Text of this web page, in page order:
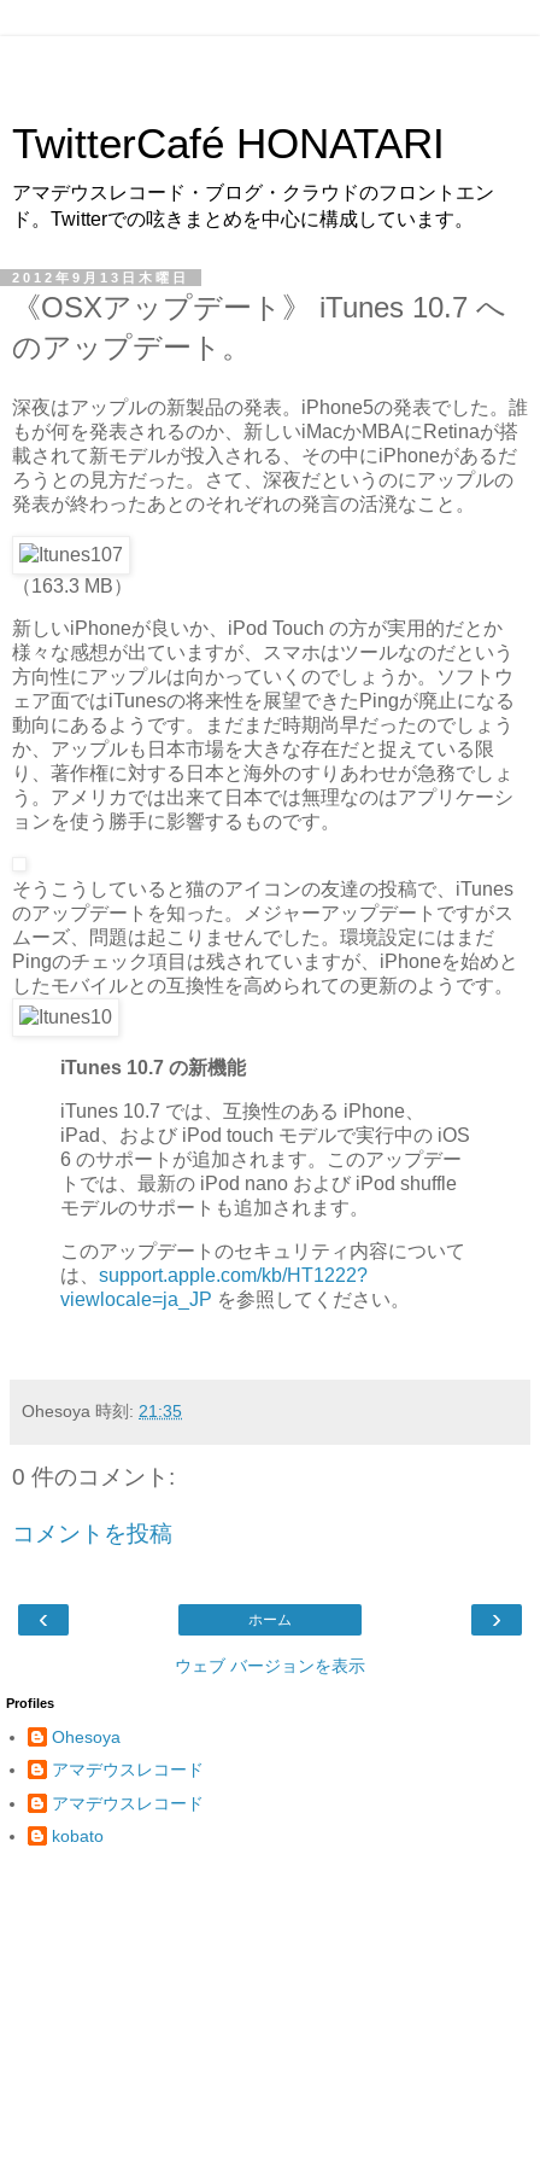
TwitterCafé HONATARI
アマデウスレコード・ブログ・クラウドのフロントエン
ド。Twitterでの呟きまとめを中心に構成しています。
2012年9月13日木曜日
《OSXアップデート》 iTunes 10.7 へ
のアップデート。
深夜はアップルの新製品の発表。iPhone5の発表でした。誰
もが何を発表されるのか、新しいiMacかMBAにRetinaが搭
載されて新モデルが投入される、その中にiPhoneがあるだ
ろうとの見方だった。さて、深夜だというのにアップルの
発表が終わったあとのそれぞれの発言の活溌なこと。
（163.3 MB）
新しいiPhoneが良いか、iPod Touch の方が実用的だとか
様々な感想が出ていますが、スマホはツールなのだという
方向性にアップルは向かっていくのでしょうか。ソフトウ
ェア面ではiTunesの将来性を展望できたPingが廃止になる
動向にあるようです。まだまだ時期尚早だったのでしょう
か、アップルも日本市場を大きな存在だと捉えている限
り、著作権に対する日本と海外のすりあわせが急務でしょ
う。アメリカでは出来て日本では無理なのはアプリケーシ
ョンを使う勝手に影響するものです。
そうこうしていると猫のアイコンの友達の投稿で、iTunes
のアップデートを知った。メジャーアップデートですがス
ムーズ、問題は起こりませんでした。環境設定にはまだ
Pingのチェック項目は残されていますが、iPhoneを始めと
したモバイルとの互換性を高められての更新のようです。
iTunes 10.7 の新機能
iTunes 10.7 では、互換性のある iPhone、
iPad、および iPod touch モデルで実行中の iOS
6 のサポートが追加されます。このアップデー
トでは、最新の iPod nano および iPod shuffle
モデルのサポートも追加されます。
このアップデートのセキュリティ内容について
は、 support.apple.com/kb/HT1222?
viewlocale=ja_JP を参照してください。
Ohesoya 時刻: 21:35
0 件のコメント:
コメントを投稿
‹ ›
ホーム
ウェブ バージョンを表示
Profiles
Ohesoya
アマデウスレコード
アマデウスレコード
kobato